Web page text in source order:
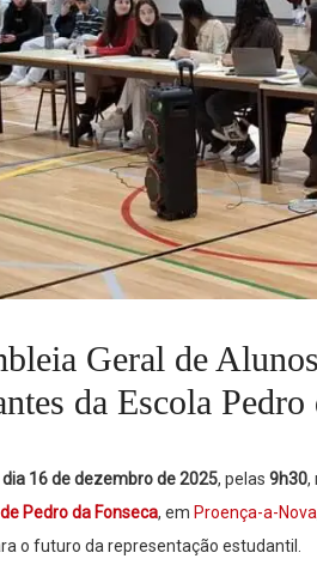
Geral de
da Escola Pedro
dia 16 de dezembro de 2025, pelas 9h30,
Pedro da Fonseca, em Proença-a-Nova
o futuro da representação estudantil.